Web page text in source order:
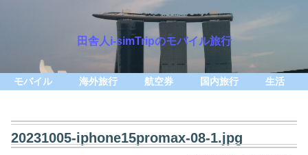
田舎人i-simTripのモバイル旅行
モバイル 海外旅行 航空券 国内旅行 生活
20231005-iphone15promax-08-1.jpg